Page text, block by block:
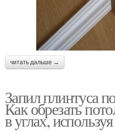
читать дальше →
Запил плинтуса
Как обрезать
в углах,